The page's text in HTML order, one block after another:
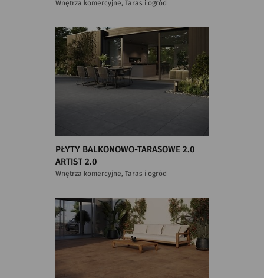
Wnętrza komercyjne, Taras i ogród
PŁYTY BALKONOWO-TARASOWE 2.0
ARTIST 2.0
Wnętrza komercyjne, Taras i ogród